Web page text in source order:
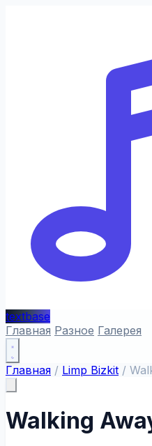
textbase
Главная Разное Галерея
Главная / Limp Bizkit /
Walking